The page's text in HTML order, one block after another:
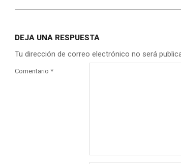
DEJA UNA RESPUESTA
Tu dirección de correo electrónico no será
Comentario *